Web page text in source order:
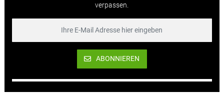
verpassen.
ABONNIEREN